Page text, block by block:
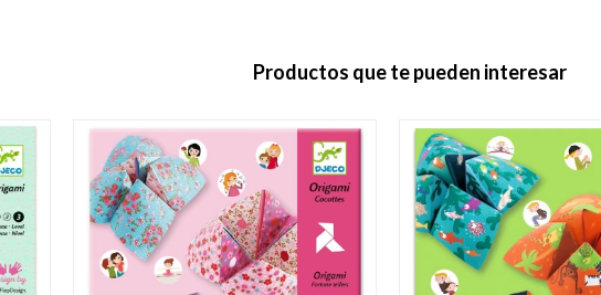
Productos que te pueden interesar